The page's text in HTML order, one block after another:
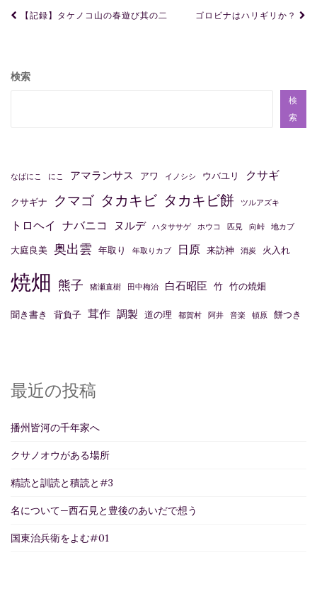
投
ビ
ン
【記録】タケノコ山の春遊び其の二 ゴロビナはハリギリか？
検索
検
索
なばにこ にこ アマランサス アワ イノシシ ウバユリ クサギ
クサギナ クマゴ タカキビ タカキビ餅 ツルアズキ
トロヘイ ナバニコ ヌルデ ハタササゲ ホウコ 匹見 向峠 地カブ
大庭良美 奥出雲 年取り 年取りカブ 日原 来訪神 消炭 火入れ
焼畑 熊子 猪瀬直樹 田中梅治 白石昭臣 竹 竹の焼畑
聞き書き 背負子 茸作 調製 道の理 都賀村 阿井 音楽 頓原 餅つき
最近の投稿
播州皆河の千年家へ
クサノオウがある場所
精読と訓読と積読と#3
名について—西石見と豊後のあいだで想う
国東治兵衛をよむ#01